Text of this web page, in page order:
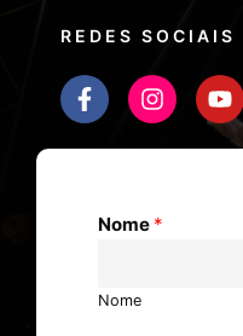
REDES SOCIAIS
Nome *
Nome